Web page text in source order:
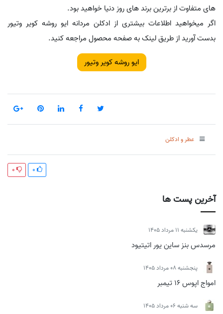
آخرین پست ها
يكشنبه 11 مرداد 1405
مرسدس بنز ساین یور اتیتیود
پنجشنبه 08 مرداد 1405
امواج اپوس 16 تیمبر
سه شنبه 06 مرداد 1405
های متفاوت از برترین برند های روز دنیا خواهید بود.
اگر میخواهید اطلاعات بیشتری از ادکلن مردانه ایو روشه کویر وتیور
بدست آورید از طریق لینک به صفحه محصول مراجعه کنید.
ایو روشه کویر وتیور
عطر و ادکلن